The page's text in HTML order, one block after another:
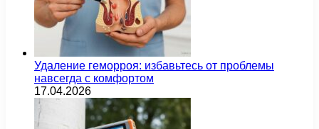
Удаление геморроя: избавьтесь от проблемы
навсегда с комфортом
17.04.2026